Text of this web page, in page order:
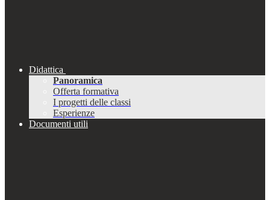
Didattica
Panoramica
Offerta formativa
I progetti delle classi
Esperienze
Documenti utili